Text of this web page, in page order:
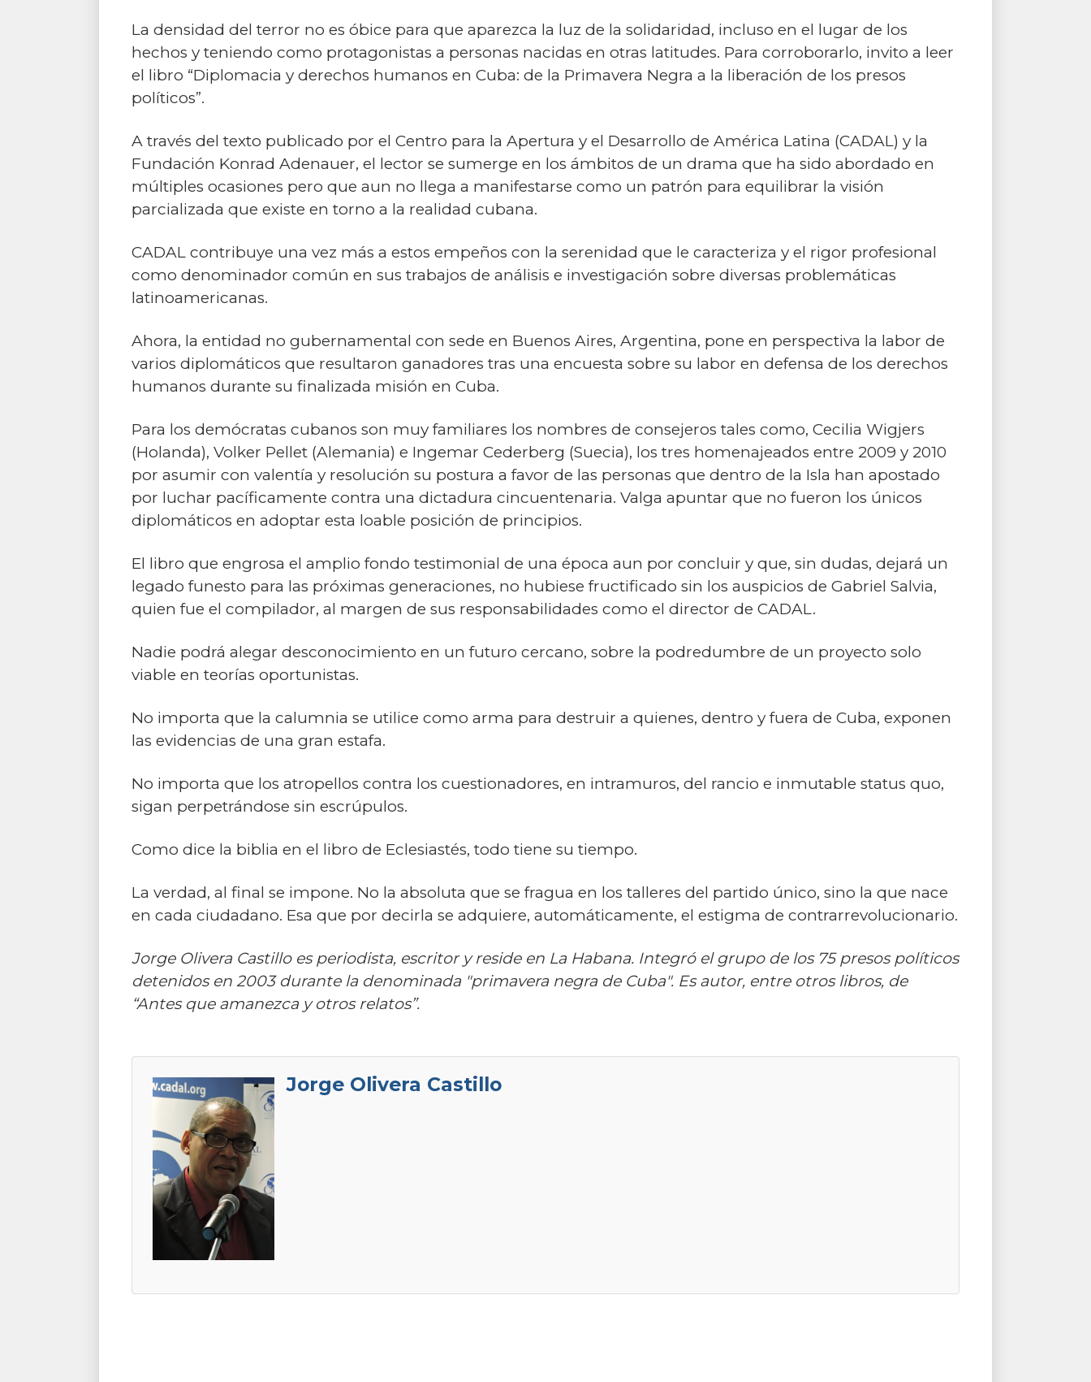
La densidad del terror no es óbice para que aparezca la luz de la solidaridad, incluso en el lugar de los
hechos y teniendo como protagonistas a personas nacidas en otras latitudes. Para corroborarlo, invito a leer
el libro “Diplomacia y derechos humanos en Cuba: de la Primavera Negra a la liberación de los presos
políticos”.
A través del texto publicado por el Centro para la Apertura y el Desarrollo de América Latina (CADAL) y la
Fundación Konrad Adenauer, el lector se sumerge en los ámbitos de un drama que ha sido abordado en
múltiples ocasiones pero que aun no llega a manifestarse como un patrón para equilibrar la visión
parcializada que existe en torno a la realidad cubana.
CADAL contribuye una vez más a estos empeños con la serenidad que le caracteriza y el rigor profesional
como denominador común en sus trabajos de análisis e investigación sobre diversas problemáticas
latinoamericanas.
Ahora, la entidad no gubernamental con sede en Buenos Aires, Argentina, pone en perspectiva la labor de
varios diplomáticos que resultaron ganadores tras una encuesta sobre su labor en defensa de los derechos
humanos durante su finalizada misión en Cuba.
Para los demócratas cubanos son muy familiares los nombres de consejeros tales como, Cecilia Wigjers
(Holanda), Volker Pellet (Alemania) e Ingemar Cederberg (Suecia), los tres homenajeados entre 2009 y 2010
por asumir con valentía y resolución su postura a favor de las personas que dentro de la Isla han apostado
por luchar pacíficamente contra una dictadura cincuentenaria. Valga apuntar que no fueron los únicos
diplomáticos en adoptar esta loable posición de principios.
El libro que engrosa el amplio fondo testimonial de una época aun por concluir y que, sin dudas, dejará un
legado funesto para las próximas generaciones, no hubiese fructificado sin los auspicios de Gabriel Salvia,
quien fue el compilador, al margen de sus responsabilidades como el director de CADAL.
Nadie podrá alegar desconocimiento en un futuro cercano, sobre la podredumbre de un proyecto solo
viable en teorías oportunistas.
No importa que la calumnia se utilice como arma para destruir a quienes, dentro y fuera de Cuba, exponen
las evidencias de una gran estafa.
No importa que los atropellos contra los cuestionadores, en intramuros, del rancio e inmutable status quo,
sigan perpetrándose sin escrúpulos.
Como dice la biblia en el libro de Eclesiastés, todo tiene su tiempo.
La verdad, al final se impone. No la absoluta que se fragua en los talleres del partido único, sino la que nace
en cada ciudadano. Esa que por decirla se adquiere, automáticamente, el estigma de contrarrevolucionario.
Jorge Olivera Castillo es periodista, escritor y reside en La Habana. Integró el grupo de los 75 presos políticos
detenidos en 2003 durante la denominada "primavera negra de Cuba". Es autor, entre otros libros, de
“Antes que amanezca y otros relatos”.
Jorge Olivera Castillo